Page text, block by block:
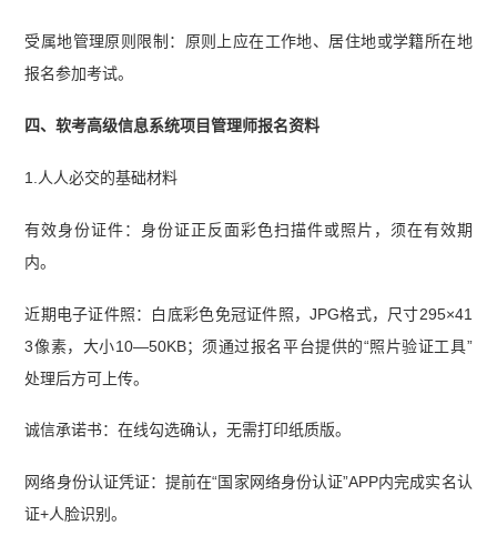
受属地管理原则限制：原则上应在工作地、居住地或学籍所在地
报名参加考试。
四、软考高级信息系统项目管理师报名资料
1.人人必交的基础材料
有效身份证件：身份证正反面彩色扫描件或照片，须在有效期
内。
近期电子证件照：白底彩色免冠证件照，JPG格式，尺寸295×41
3像素，大小10—50KB；须通过报名平台提供的“照片验证工具”
处理后方可上传。
诚信承诺书：在线勾选确认，无需打印纸质版。
网络身份认证凭证：提前在“国家网络身份认证”APP内完成实名认
证+人脸识别。